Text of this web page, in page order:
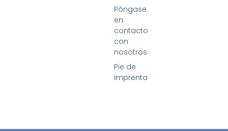
Póngase
en
contacto
con
nosotros
Pie de
imprenta